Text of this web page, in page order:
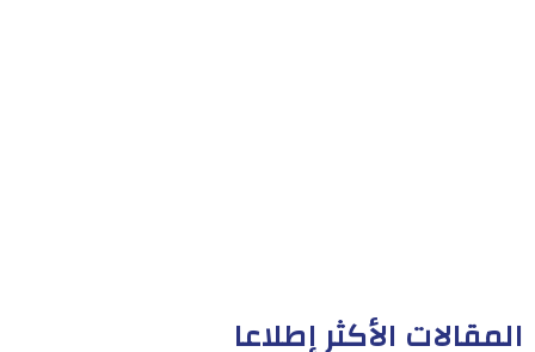
المقالات الأكثر إطلاعا